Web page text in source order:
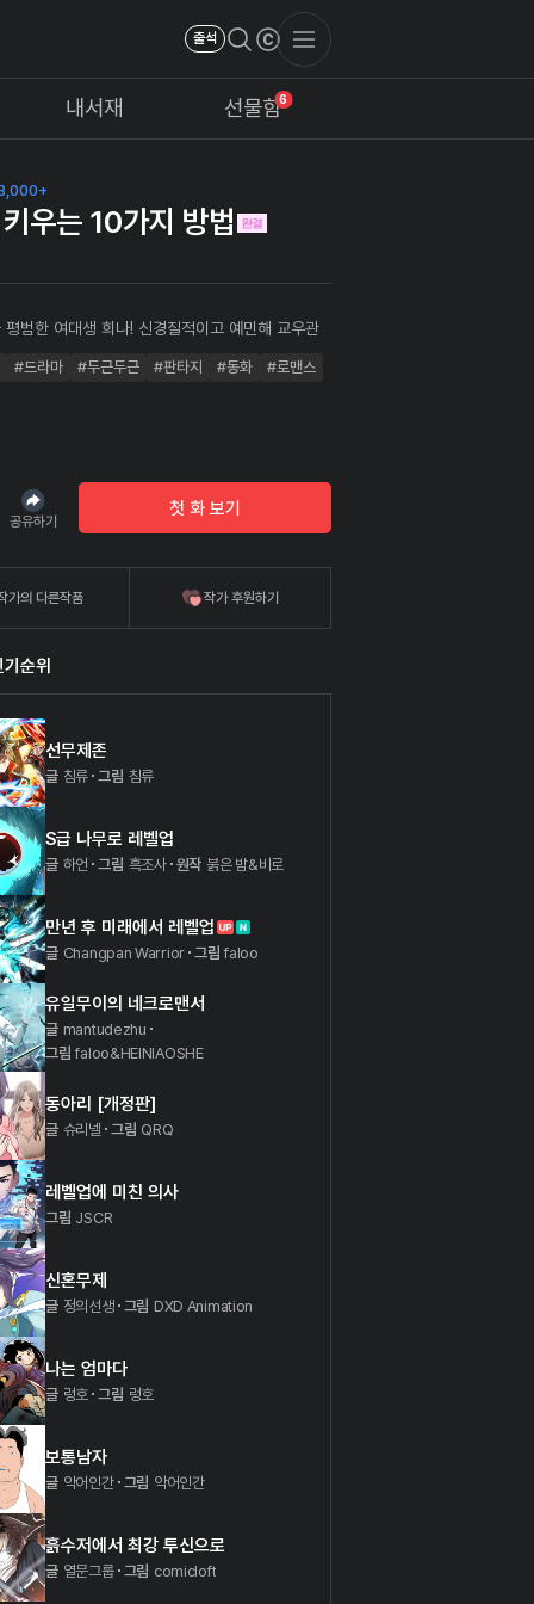
출석
내서재 6
선물함
우는 10가지 방법
대생 희나! 신경질적이고 예민해 교우관
폭풍 속에 정신없는 나날을 보내고 있었다 비오는
#드라마 #두근두근 #판타지 #동화 #로맨스
공유하기
첫 화 보기
가의 다른작품 작가 후원하기
순위
선무제존
글 침류 그림 침류
S급 나무로 레벨업
글 하언 그림 흑조사 원작 붉은 밤&비로
만년 후 미래에서 레벨업
글 Changpan Warrior 그림 faloo
유일무이의 네크로맨서
글 mantudezhu
그림 faloo&HEINIAOSHE
동아리 [개정판]
글 슈리넬 그림 QRQ
레벨업에 미친 의사
그림 JSCR
신혼무제
글 정의선생 그림 DXD Animation
나는 엄마다
글 렁호 그림 렁호
보통남자
글 악어인간 그림 악어인간
흙수저에서 최강 투신으로
글 열문그룹 그림 comicloft